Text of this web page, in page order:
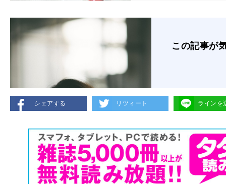
この記事が
シェアする リツィート ラインを